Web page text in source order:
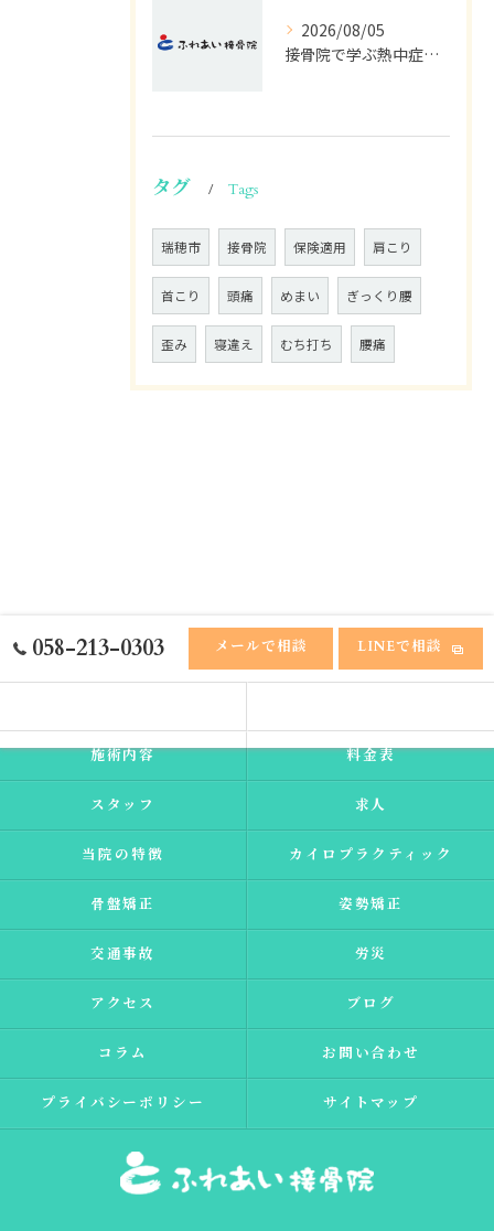
2026/08/05
接骨院で学ぶ熱中症の早期発見サイン
タグ Tags
瑞穂市 接骨院 保険適用 肩こり
首こり 頭痛 めまい ぎっくり腰
歪み 寝違え むち打ち 腰痛
058-213-0303 メールで相談 LINEで相談
施術内容 料金表
スタッフ 求人
当院の特徴 カイロプラクティック
骨盤矯正 姿勢矯正
交通事故 労災
アクセス ブログ
コラム お問い合わせ
プライバシーポリシー サイトマップ